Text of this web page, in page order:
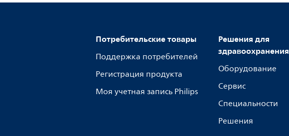
Потребительские товары
Поддержка потребителей
Регистрация продукта
Моя учетная запись Philips
Решения для
здравоохранения
Оборудование
Сервис
Специальности
Решения